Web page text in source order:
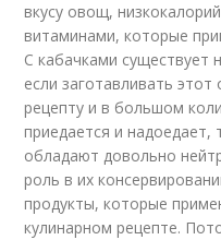
вкусу овощ,
витаминами, которые
С кабачками
если заготавливать
рецепту и в большом
приедается и надоедает,
обладают довольно
роль в их
продукты, которые
кулинарном рецепте.